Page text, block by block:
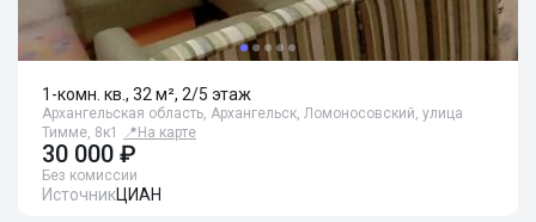
1-комн. кв., 32 м², 2/5 этаж
Архангельская область, Архангельск, Ломоносовский, улица
Тимме, 8к1
📍 На карте
30 000 ₽
Без комиссии
ИсточникЦИАН